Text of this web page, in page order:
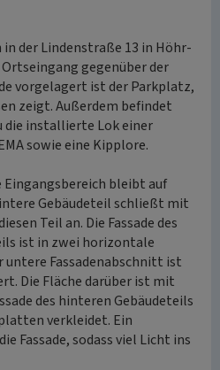
in der Lindenstraße 13 in Höhr-
gegenüber der
vorgelagert ist der Parkplatz,
zeigt. Außerdem befindet
die installierte Lok einer
sowie eine Kipplore.
bleibt auf
Gebäudeteil schließt mit
Teil an. Die Fassade des
ist in zwei horizontale
Fassadenabschnitt ist
Die Fläche darüber ist mit
des hinteren Gebäudeteils
verkleidet. Ein
Fassade, sodass viel Licht ins